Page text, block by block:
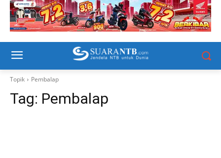
Topik Pembalap
Tag: Pembalap